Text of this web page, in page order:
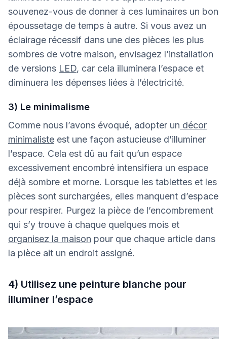
souvenez-vous de donner à ces luminaires un bon
époussetage de temps à autre. Si vous avez un
éclairage récessif dans une des pièces les plus
sombres de votre maison, envisagez l’installation
de versions LED, car cela illuminera l’espace et
diminuera les dépenses liées à l’électricité.
3) Le minimalisme
Comme nous l’avons évoqué, adopter un décor
minimaliste est une façon astucieuse d’illuminer
l’espace. Cela est dû au fait qu’un espace
excessivement encombré intensifiera un espace
déjà sombre et morne. Lorsque les tablettes et les
pièces sont surchargées, elles manquent d’espace
pour respirer. Purgez la pièce de l’encombrement
qui s’y trouve à chaque quelques mois et
organisez la maison pour que chaque article dans
la pièce ait un endroit assigné.
4) Utilisez une peinture blanche pour
illuminer l’espace